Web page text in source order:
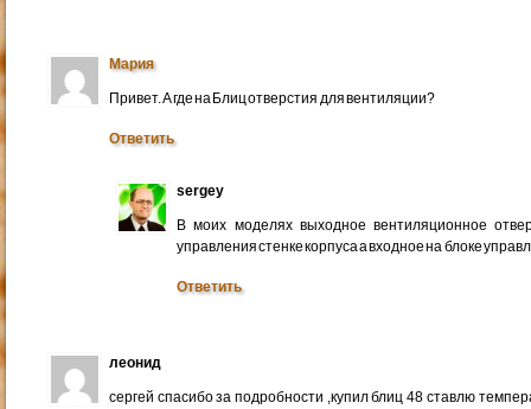
Мария
Привет. А где на Блиц отверстия для вентиляции?
Ответить
sergey
В моих моделях выходное вентиляционное
управления стенке корпуса а входное на блоке
Ответить
леонид
сергей спасибо за подробности ,купил блиц 48 ставлю